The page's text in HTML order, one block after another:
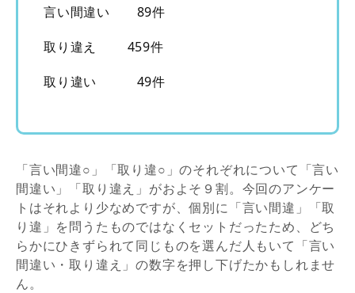
言い間違い 89件
取り違え 459件
取り違い 49件
「言い間違○」「取り違○」のそれぞれについて「言い
間違い」「取り違え」がおよそ９割。今回のアンケー
トはそれより少なめですが、個別に「言い間違」「取
り違」を問うたものではなくセットだったため、どち
らかにひきずられて同じものを選んだ人もいて「言い
間違い・取り違え」の数字を押し下げたかもしれませ
ん。